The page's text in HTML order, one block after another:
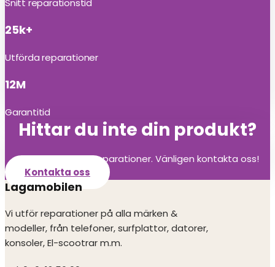
Snitt reparationstid
25k+
Utförda reparationer
12M
Garantitid
Hittar du inte din produkt?
Vi utför alla olika reparationer. Vänligen kontakta oss!
Kontakta oss
Lagamobilen
Vi utför reparationer på alla märken &
modeller, från telefoner, surfplattor, datorer,
konsoler, El-scootrar m.m.